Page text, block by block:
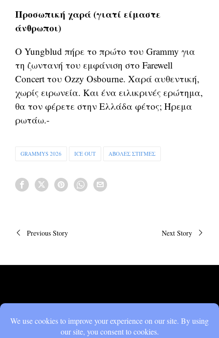
Προσωπική χαρά (γιατί είμαστε
άνθρωποι)
Ο Yungblud πήρε το πρώτο του Grammy για
τη ζωντανή του εμφάνιση στο Farewell
Concert του Ozzy Osbourne. Χαρά αυθεντική,
χωρίς ειρωνεία. Και ένα ειλικρινές ερώτημα,
θα τον φέρετε στην Ελλάδα φέτος; Ήρεμα
ρωτάω.-
GRAMMYS 2026 ICE OUT ΆΒΟΛΕΣ ΣΤΙΓΜΈΣ
Πλοήγηση
Previous Story Next Story